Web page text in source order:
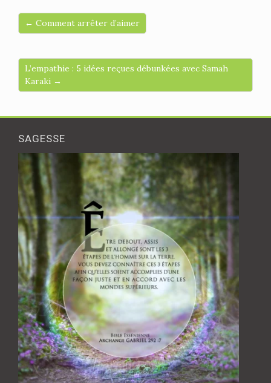
← Comment arrêter d’aimer
L’empathie : 5 idées reçues débunkées avec Samah
Karaki →
SAGESSE